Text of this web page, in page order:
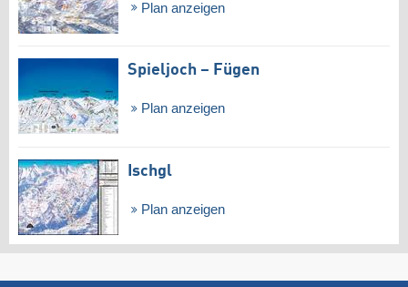
Plan anzeigen
Spieljoch – Fügen
Plan anzeigen
Ischgl
Plan anzeigen